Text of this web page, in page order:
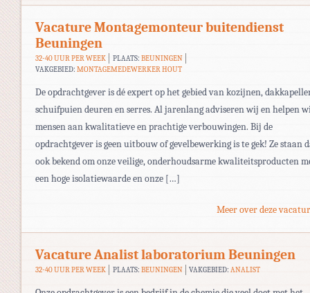
Vacature Montagemonteur buitendienst
Beuningen
32-40 UUR PER WEEK PLAATS: BEUNINGEN
VAKGEBIED: MONTAGEMEDEWERKER HOUT
De opdrachtgever is dé expert op het gebied van kozijnen,
schuifpuien deuren en serres. Al jarenlang adviseren wij en helpen
mensen aan kwalitatieve en prachtige verbouwingen. Bij de
opdrachtgever is geen uitbouw of gevelbewerking is te gek! Ze staan
ook bekend om onze veilige, onderhoudsarme kwaliteitsproducten
een hoge isolatiewaarde en onze […]
Meer over deze
Vacature Analist laboratorium Beuningen
32-40 UUR PER WEEK PLAATS: BEUNINGEN VAKGEBIED:ANALIST